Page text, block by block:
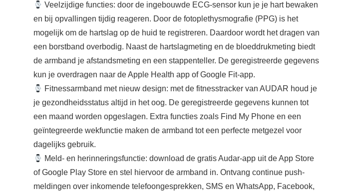
Veelzijdige functies: door de ingebouwde ECG-sensor kun je je hart bewaken
en bij opvallingen tijdig reageren. Door de fotoplethysmografie (PPG) is het
mogelijk om de hartslag op de huid te registreren. Daardoor wordt het dragen van
een borstband overbodig. Naast de hartslagmeting en de bloeddrukmeting biedt
de armband je afstandsmeting en een stappenteller. De geregistreerde gegevens
kun je overdragen naar de Apple Health app of Google Fit-app.
Fitnessarmband met nieuw design: met de fitnesstracker van AUDAR houd je
je gezondheidsstatus altijd in het oog. De geregistreerde gegevens kunnen tot
een maand worden opgeslagen. Extra functies zoals Find My Phone en een
geïntegreerde wekfunctie maken de armband tot een perfecte metgezel voor
dagelijks gebruik.
Meld- en herinneringsfunctie: download de gratis Audar-app uit de App Store
of Google Play Store en stel hiervoor de armband in. Ontvang continue push-
meldingen over inkomende telefoongesprekken, SMS en WhatsApp, Facebook,